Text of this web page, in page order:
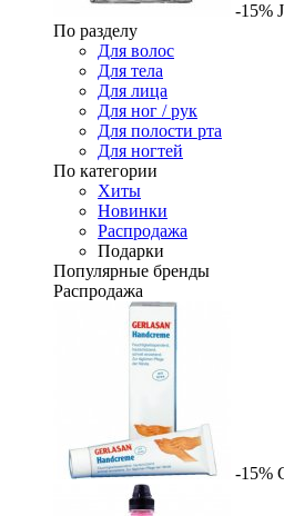
-15%
По разделу
Для волос
Для тела
Для лица
Для ног / рук
Для полости рта
Для ногтей
По категории
Хиты
Новинки
Распродажа
Подарки
Популярные бренды
Распродажа
-15%